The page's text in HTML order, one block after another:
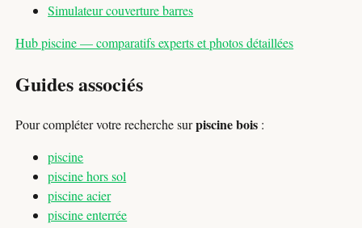
Simulateur couverture barres
Hub piscine — comparatifs experts et photos détaillées
Guides associés
Pour compléter votre recherche surpiscine bois :
piscine
piscine hors sol
piscine acier
piscine enterrée